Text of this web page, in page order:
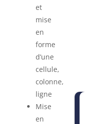
et
mise
en
forme
d’une
cellule,
colonne,
ligne
Mise
en